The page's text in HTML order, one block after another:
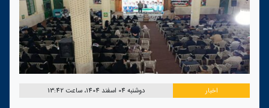
اخبار دوشنبه 04 اسفند 1404، ساعت 13:42